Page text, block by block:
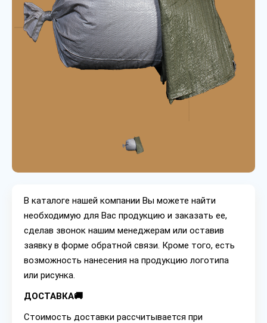
В каталоге нашей компании Вы можете найти
необходимую для Вас продукцию и заказать ее,
сделав звонок нашим менеджерам или оставив
заявку в форме обратной связи. Кроме того, есть
возможность нанесения на продукцию логотипа
или рисунка.
ДОСТАВКА🚚
Стоимость доставки рассчитывается при